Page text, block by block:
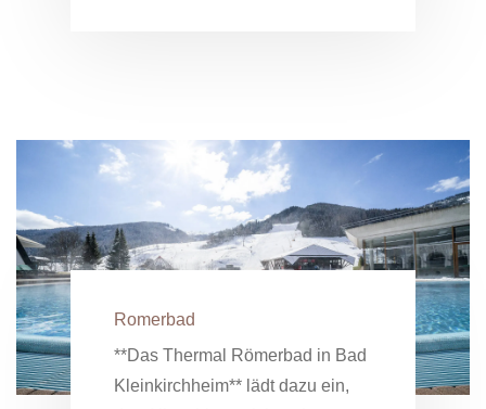
Romerbad
**Das Thermal Römerbad in Bad
Kleinkirchheim** lädt dazu ein,